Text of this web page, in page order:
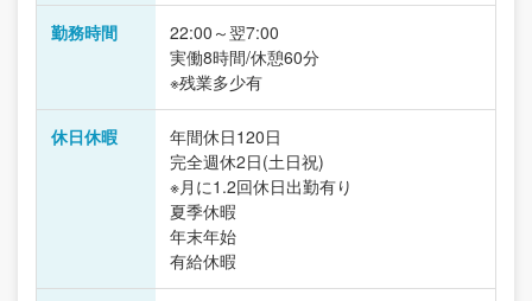
勤務時間
22:00～翌7:00
実働8時間/休憩60分
※残業多少有
休日休暇
年間休日120日
完全週休2日(土日祝)
※月に1.2回休日出勤有り
夏季休暇
年末年始
有給休暇